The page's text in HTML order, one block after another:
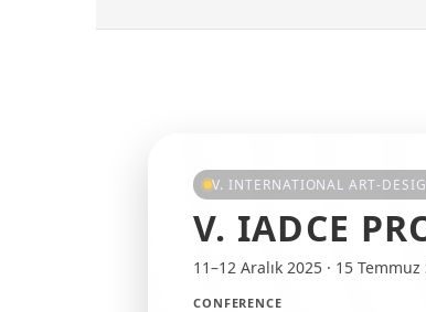
V. INTERNATIONAL ART-
V. IADCE
11–12 Aralık 2025 · 15
CONFERENCE